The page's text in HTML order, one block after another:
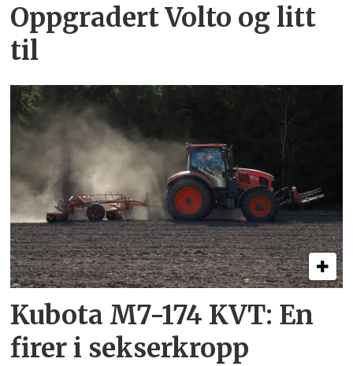
Oppgradert Volto og litt
til
Kubota M7-174 KVT: En
firer i sekserkropp